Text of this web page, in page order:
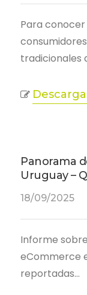
Para
tradicionales
Panorama
Uruguay –
18/09/2025
Informe
eCommerce
reportadas…